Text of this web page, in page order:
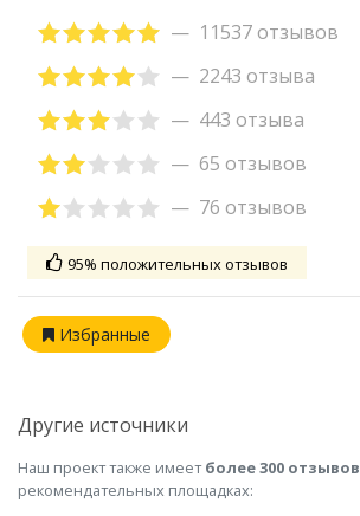
11537 отзывов
2243 отзыва
443 отзыва
65 отзывов
76 отзывов
95% положительных отзывов
Избранные
Другие источники
Наш проект также имеетболее 300 отзывов
рекомендательных площадках: